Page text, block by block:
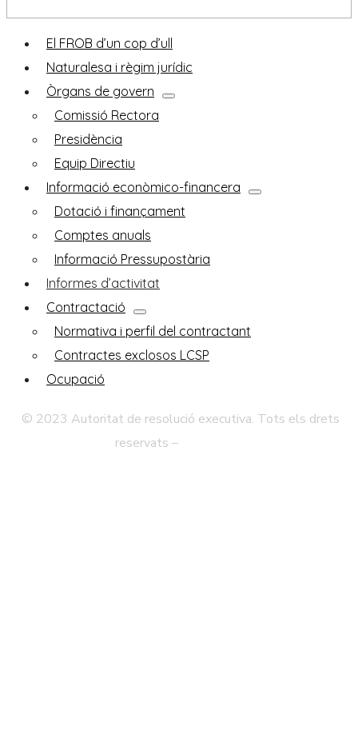
El FROB d’un cop d’ull
Naturalesa i règim jurídic
Òrgans de govern
Comissió Rectora
Presidència
Equip Directiu
Informació econòmico-financera
Dotació i finançament
Comptes anuals
Informació Pressupostària
Informes d’activitat
Contractació
Normativa i perfil del contractant
Contractes exclosos LCSP
Ocupació
© 2023 Autoritat de resolució executiva. Tots els drets
reservats –